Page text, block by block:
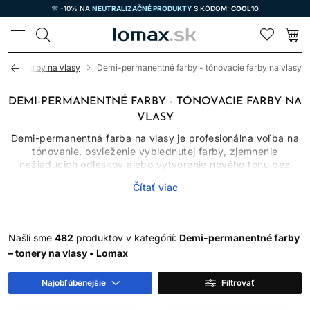
💜 -10% NA NEUTRALIZAČNÉ PRODUKTY S KÓDOM: COOL10
LOMAX
Farby na vlasy Demi-permanentné farby - tónovacie farby na vlasy
DEMI-PERMANENTNÉ FARBY - TÓNOVACIE FARBY NA
VLASY
Demi-permanentná farba na vlasy je profesionálna voľba na
tónovanie, osvieženie vyblednutej farby, zjemnenie
nežiaducich odleskov alebo vytvorenie nového tónu bez
stovky odtieňov od prirodzených hnedých a blond tónov cez
spôsobom použitia.
Demi-permanentná farba vytvára postupne sa vymývajúci
výsledok. Je vhodná na tónovanie po zosvetlení, stmavenie,
úpravu farebného smeru, oživenie dĺžok medzi
Čítať viac
Našli sme 482 produktov v kategórií: Demi-permanentné farby
– tonery na vlasy • Lomax
Najobľúbenejšie Filtrovať